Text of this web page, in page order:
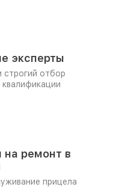
эксперты
строгий отбор
ремонт в
прицела